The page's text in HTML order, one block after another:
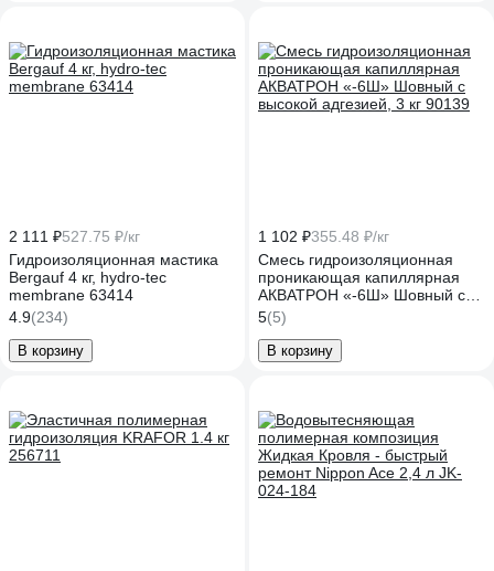
2 111 ₽527.75 ₽/кг
Гидроизоляционная мастика
Bergauf 4 кг, hydro-tec
membrane 63414
4.9(234)
В корзину
1 102 ₽355.48 ₽/кг
Смесь гидроизоляционная
проникающая капиллярная
АКВАТРОН «-6Ш» Шовный с
высокой адгезией, 3 кг 90139
5(5)
В корзину